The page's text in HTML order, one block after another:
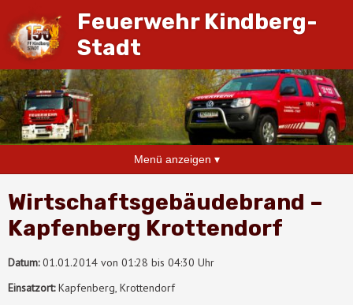
Feuerwehr Kindberg-
Stadt
Menü anzeigen ▾
Wirtschaftsgebäudebrand –
Kapfenberg Krottendorf
Datum:01.01.2014 von 01:28 bis 04:30 Uhr
Einsatzort:Kapfenberg, Krottendorf